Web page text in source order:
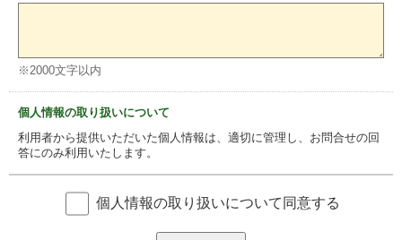
※2000文字以内
個人情報の取り扱いについて
利用者から提供いただいた個人情報は、適切に管理し、お問合せの回
答にのみ利用いたします。
個人情報の取り扱いについて同意する